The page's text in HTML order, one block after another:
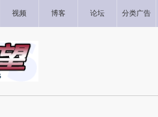
视频 博客 论坛 分类广告